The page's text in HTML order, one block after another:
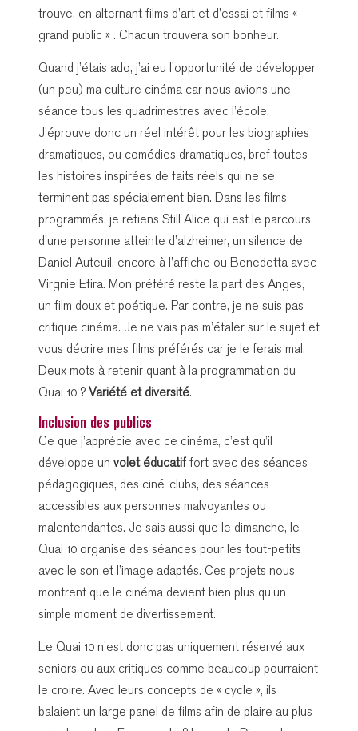
trouve, en alternant films d’art et d’essai et films «
grand public » . Chacun trouvera son bonheur.
Quand j’étais ado, j’ai eu l’opportunité de développer
(un peu) ma culture cinéma car nous avions une
séance tous les quadrimestres avec l’école.
J’éprouve donc un réel intérêt pour les biographies
dramatiques, ou comédies dramatiques, bref toutes
les histoires inspirées de faits réels qui ne se
terminent pas spécialement bien. Dans les films
programmés, je retiens Still Alice qui est le parcours
d’une personne atteinte d’alzheimer, un silence de
Daniel Auteuil, encore à l’affiche ou Benedetta avec
Virgnie Efira. Mon préféré reste la part des Anges,
un film doux et poétique. Par contre, je ne suis pas
critique cinéma. Je ne vais pas m’étaler sur le sujet et
vous décrire mes films préférés car je le ferais mal.
Deux mots à retenir quant à la programmation du
Quai 10 ? Variété et diversité.
Inclusion des publics
Ce que j’apprécie avec ce cinéma, c’est qu’il
développe un volet éducatif fort avec des séances
pédagogiques, des ciné-clubs, des séances
accessibles aux personnes malvoyantes ou
malentendantes. Je sais aussi que le dimanche, le
Quai 10 organise des séances pour les tout-petits
avec le son et l’image adaptés. Ces projets nous
montrent que le cinéma devient bien plus qu’un
simple moment de divertissement.
Le Quai 10 n’est donc pas uniquement réservé aux
seniors ou aux critiques comme beaucoup pourraient
le croire. Avec leurs concepts de « cycle », ils
balaient un large panel de films afin de plaire au plus